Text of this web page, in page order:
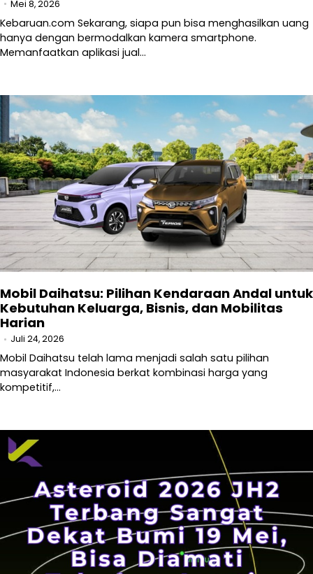
Mei 8, 2026
Kebaruan.com Sekarang, siapa pun bisa menghasilkan uang
hanya dengan bermodalkan kamera smartphone.
Memanfaatkan aplikasi jual…
Mobil Daihatsu: Pilihan Kendaraan Andal untuk
Kebutuhan Keluarga, Bisnis, dan Mobilitas
Harian
Juli 24, 2026
Mobil Daihatsu telah lama menjadi salah satu pilihan
masyarakat Indonesia berkat kombinasi harga yang
kompetitif,…